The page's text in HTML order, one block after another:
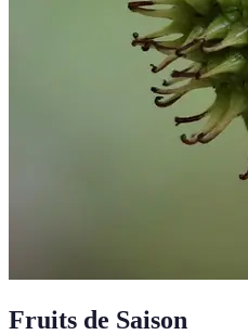
Fruits de Saison